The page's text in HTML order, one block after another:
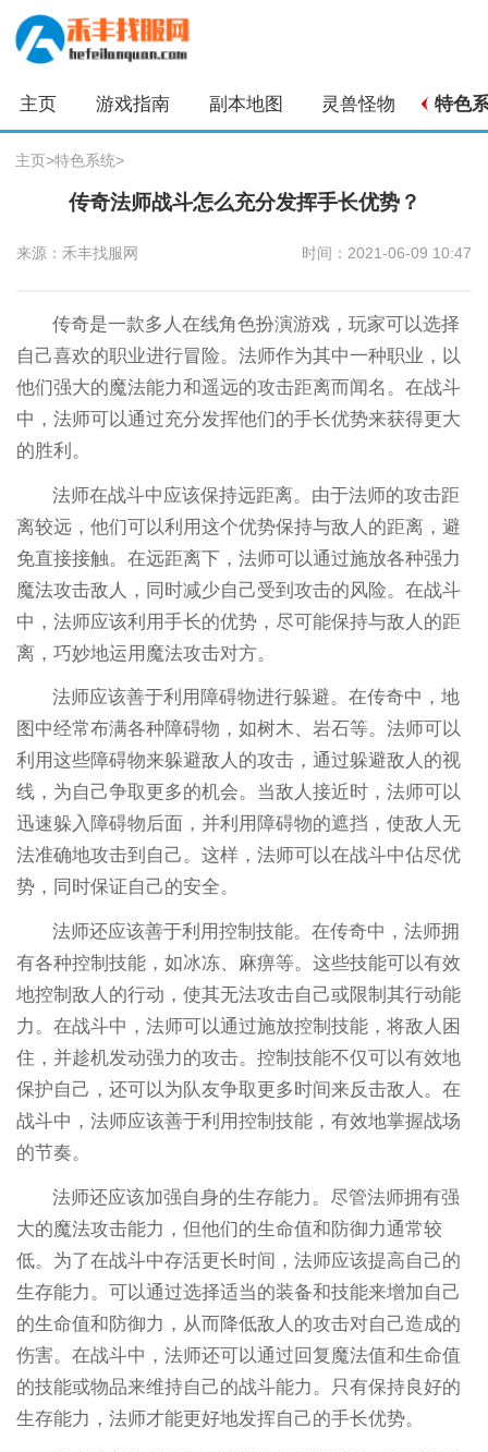
主页 游戏指南 副本地图 灵兽怪物 特色
主页>特色系统>
传奇法师战斗怎么充分发挥手长优势？
来源：禾丰找服网 时间：2021-06-09 10:47
传奇是一款多人在线角色扮演游戏，玩家可以选择
自己喜欢的职业进行冒险。法师作为其中一种职业，以
他们强大的魔法能力和遥远的攻击距离而闻名。在战斗
中，法师可以通过充分发挥他们的手长优势来获得更大
的胜利。
法师在战斗中应该保持远距离。由于法师的攻击距
离较远，他们可以利用这个优势保持与敌人的距离，避
免直接接触。在远距离下，法师可以通过施放各种强力
魔法攻击敌人，同时减少自己受到攻击的风险。在战斗
中，法师应该利用手长的优势，尽可能保持与敌人的距
离，巧妙地运用魔法攻击对方。
法师应该善于利用障碍物进行躲避。在传奇中，地
图中经常布满各种障碍物，如树木、岩石等。法师可以
利用这些障碍物来躲避敌人的攻击，通过躲避敌人的视
线，为自己争取更多的机会。当敌人接近时，法师可以
迅速躲入障碍物后面，并利用障碍物的遮挡，使敌人无
法准确地攻击到自己。这样，法师可以在战斗中佔尽优
势，同时保证自己的安全。
法师还应该善于利用控制技能。在传奇中，法师拥
有各种控制技能，如冰冻、麻痹等。这些技能可以有效
地控制敌人的行动，使其无法攻击自己或限制其行动能
力。在战斗中，法师可以通过施放控制技能，将敌人困
住，并趁机发动强力的攻击。控制技能不仅可以有效地
保护自己，还可以为队友争取更多时间来反击敌人。在
战斗中，法师应该善于利用控制技能，有效地掌握战场
的节奏。
法师还应该加强自身的生存能力。尽管法师拥有强
大的魔法攻击能力，但他们的生命值和防御力通常较
低。为了在战斗中存活更长时间，法师应该提高自己的
生存能力。可以通过选择适当的装备和技能来增加自己
的生命值和防御力，从而降低敌人的攻击对自己造成的
伤害。在战斗中，法师还可以通过回复魔法值和生命值
的技能或物品来维持自己的战斗能力。只有保持良好的
生存能力，法师才能更好地发挥自己的手长优势。